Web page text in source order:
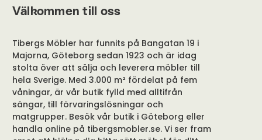
Välkommen till oss
Tibergs Möbler har funnits på Bangatan 19 i
Majorna, Göteborg sedan 1923 och är idag
stolta över att sälja och leverera möbler till
hela Sverige. Med 3.000 m² fördelat på fem
våningar, är vår butik fylld med alltifrån
sängar, till förvaringslösningar och
matgrupper. Besök vår butik i Göteborg eller
handla online på tibergsmobler.se. Vi ser fram